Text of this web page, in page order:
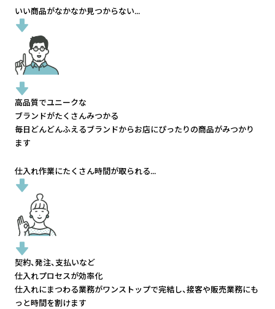
いい商品がなかなか見つからない...
高品質でユニークな
ブランドがたくさんみつかる
毎日どんどんふえるブランドからお店にぴったりの商品がみつかり
ます
仕入れ作業にたくさん時間が取られる...
契約、発注、支払いなど
仕入れプロセスが効率化
仕入れにまつわる業務がワンストップで完結し、接客や販売業務にも
っと時間を割けます